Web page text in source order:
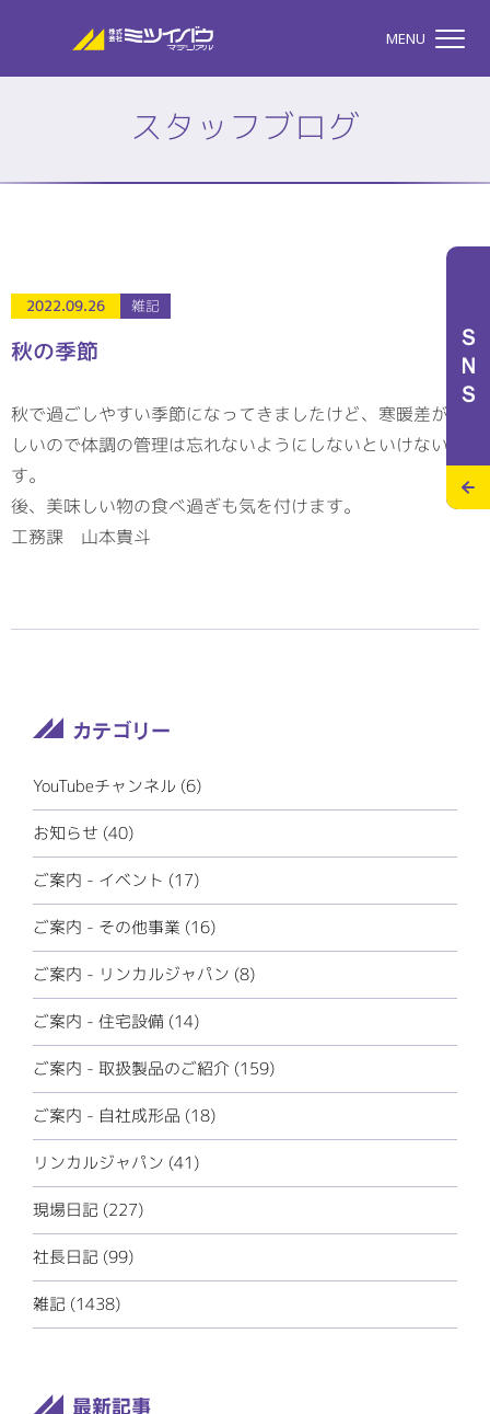
株式会社ミツイバウマテリア
MENU
私たちのこと
>
RECRUITサイト
ＳＮＳ
スタッフブログ
2022.09.26 雑記
秋の季節
秋で過ごしやすい季節になってきましたけど、寒暖差が激
しいので体調の管理は忘れないようにしないといけないで
す。
後、美味しい物の食べ過ぎも気を付けます。
工務課 山本貴斗
YouTubeチャンネル (6)
お知らせ (40)
ご案内 - イベント (17)
ご案内 - その他事業 (16)
ご案内 - リンカルジャパン (8)
ご案内 - 住宅設備 (14)
ご案内 - 取扱製品のご紹介 (159)
ご案内 - 自社成形品 (18)
リンカルジャパン (41)
現場日記 (227)
社長日記 (99)
雑記 (1438)